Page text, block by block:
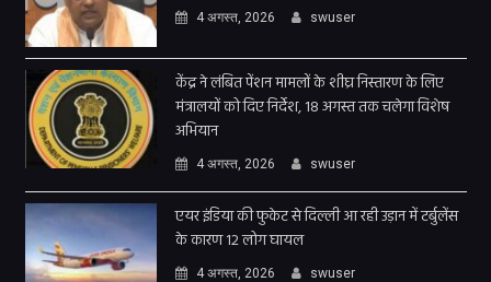
4 अगस्त, 2026 swuser
केंद्र ने लंबित पेंशन मामलों के शीघ्र निस्तारण के लिए
मंत्रालयों को दिए निर्देश, 18 अगस्त तक चलेगा विशेष
अभियान
4 अगस्त, 2026 swuser
एयर इंडिया की फुकेट से दिल्ली आ रही उड़ान में टर्बुलेंस
के कारण 12 लोग घायल
4 अगस्त, 2026 swuser